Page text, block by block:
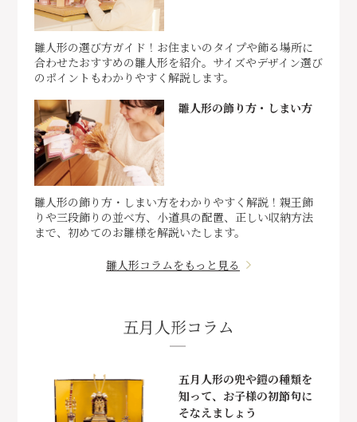
雛人形の選び方ガイド！お住まいのタイプや飾る場所に
合わせたおすすめの雛人形を紹介。サイズやデザイン選び
のポイントもわかりやすく解説します。
雛人形の飾り方・しまい方
雛人形の飾り方・しまい方をわかりやすく解説！親王飾
りや三段飾りの並べ方、小道具の配置、正しい収納方法
まで、初めてのお雛様を解説いたします。
雛人形コラムをもっと見る
五月人形コラム
五月人形の兜や鎧の種類を
知って、お子様の初節句に
そなえましょう